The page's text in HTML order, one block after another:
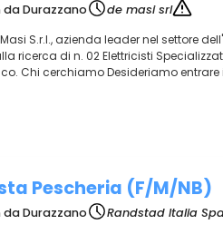
da Durazzano
de masi srl
S.r.l., azienda leader nel settore
ricerca di n. 02 Elettricisti
Chi cerchiamo Desideriamo
Pescheria (F/M/NB)
da Durazzano
Randstad Italia